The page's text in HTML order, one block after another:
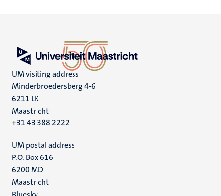
UM visiting address
Minderbroedersberg 4-6
6211 LK
Maastricht
+31 43 388 2222
UM postal address
P.O. Box 616
6200 MD
Maastricht